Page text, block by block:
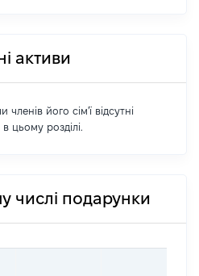
активи
його сім'ї відсутні
цьому розділі.
числі подарунки